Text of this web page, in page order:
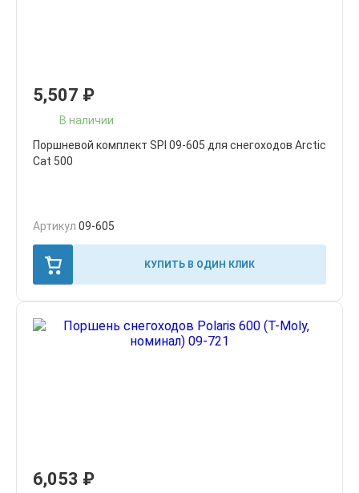
5,507 ₽
В наличии
Поршневой комплект SPI 09-605 для снегоходов Arctic
Cat 500
Артикул 09-605
КУПИТЬ В ОДИН КЛИК
6,053 ₽